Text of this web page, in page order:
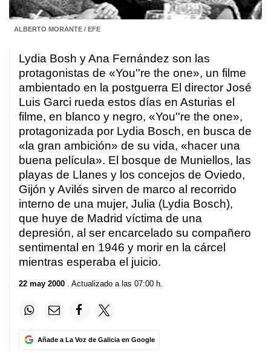
ALBERTO MORANTE / EFE
Lydia Bosh y Ana Fernández son las
protagonistas de «You''re the one», un filme
ambientado en la postguerra El director José
Luis Garci rueda estos días en Asturias el
filme, en blanco y negro, «You''re the one»,
protagonizada por Lydia Bosch, en busca de
«la gran ambición» de su vida, «hacer una
buena película». El bosque de Muniellos, las
playas de Llanes y los concejos de Oviedo,
Gijón y Avilés sirven de marco al recorrido
interno de una mujer, Julia (Lydia Bosch),
que huye de Madrid víctima de una
depresión, al ser encarcelado su compañero
sentimental en 1946 y morir en la cárcel
mientras esperaba el juicio.
22 may 2000 . Actualizado a las 07:00 h.
Añade a La Voz de Galicia en Google